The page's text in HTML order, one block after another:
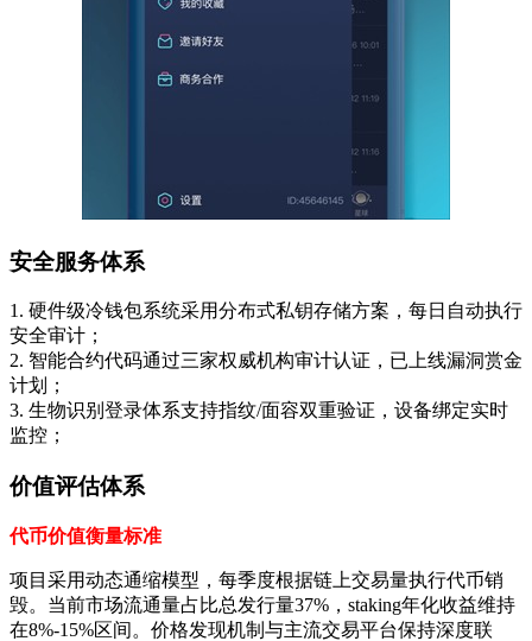
安全服务体系
1. 硬件级冷钱包系统采用分布式私钥存储方案，每日自动执行
安全审计；
2. 智能合约代码通过三家权威机构审计认证，已上线漏洞赏金
计划；
3. 生物识别登录体系支持指纹/面容双重验证，设备绑定实时
监控；
价值评估体系
代币价值衡量标准
项目采用动态通缩模型，每季度根据链上交易量执行代币销
毁。当前市场流通量占比总发行量37%，staking年化收益维持
在8%-15%区间。价格发现机制与主流交易平台保持深度联